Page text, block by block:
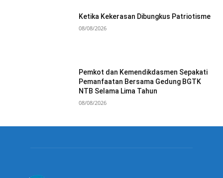
Ketika Kekerasan Dibungkus Patriotisme
08/08/2026
Pemkot dan Kemendikdasmen Sepakati
Pemanfaatan Bersama Gedung BGTK
NTB Selama Lima Tahun
08/08/2026